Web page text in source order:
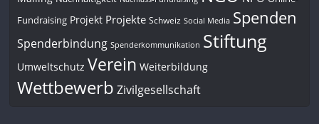
Fundraising Projekt Projekte Schweiz Social Media Spenden
Spenderbindung Spenderkommunikation Stiftung
Umweltschutz Verein Weiterbildung
Wettbewerb Zivilgesellschaft